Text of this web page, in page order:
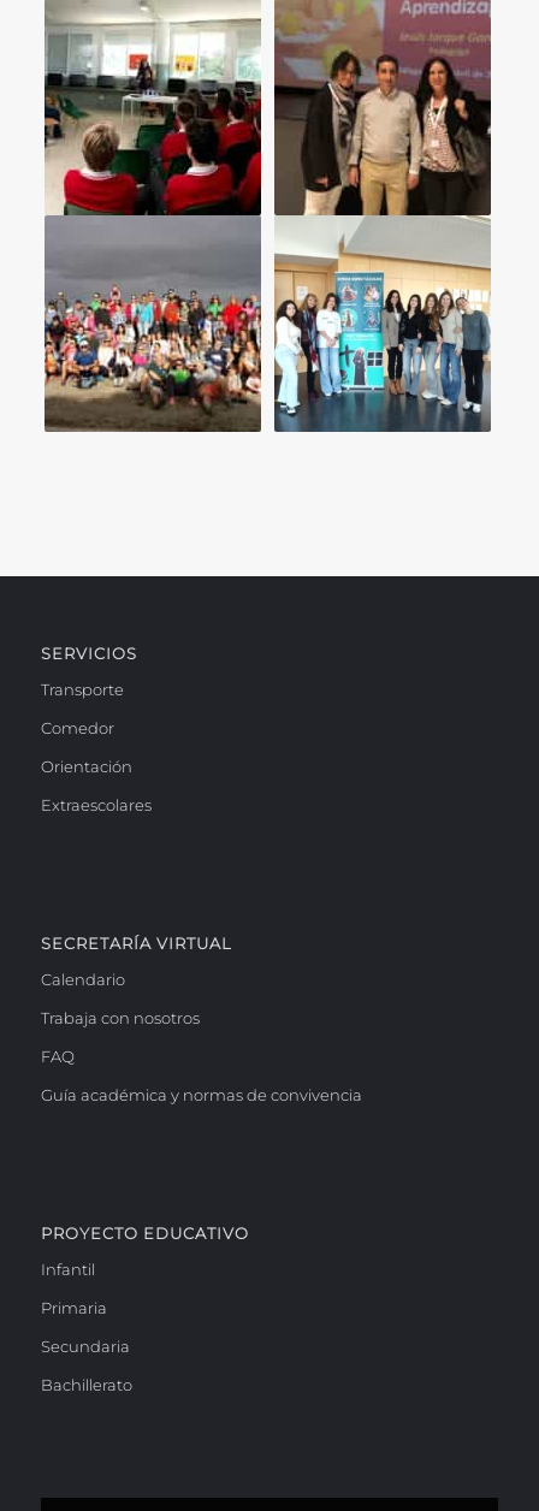
SERVICIOS
Transporte
Comedor
Orientación
Extraescolares
SECRETARÍA VIRTUAL
Calendario
Trabaja con nosotros
FAQ
Guía académica y normas de convivencia
PROYECTO EDUCATIVO
Infantil
Primaria
Secundaria
Bachillerato